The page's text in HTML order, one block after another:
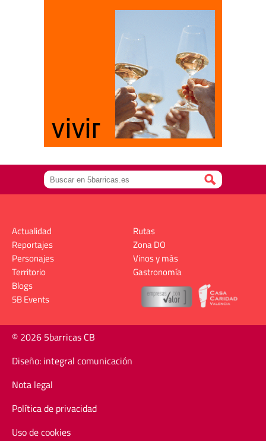
Actualidad
Reportajes
Personajes
Territorio
Rutas
Zona DO
Vinos y más
Gastronomía
Blogs
5B Events
© 2026 5barricas CB
Diseño: integral comunicación
Nota legal
Política de privacidad
Uso de cookies